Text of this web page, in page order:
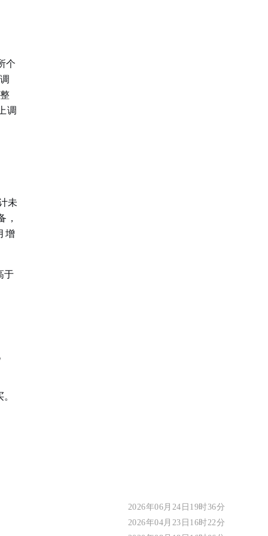
个
调
未
，
增
于
2026年06月24日19时36分
2026年04月23日16时22分